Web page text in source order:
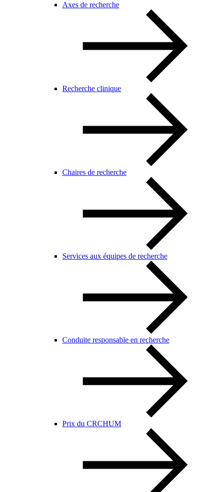
Axes de recherche
Recherche clinique
Chaires de recherche
Services aux équipes de recherche
Conduite responsable en recherche
Prix du CRCHUM